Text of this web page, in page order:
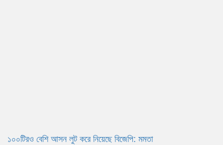
১০০টিরও বেশি আসন লুট করে নিয়েছে বিজেপি: মমতা